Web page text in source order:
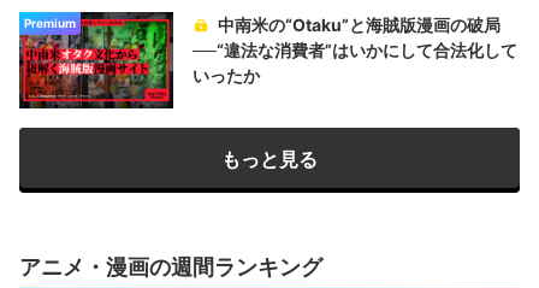
Premium
中南米の“Otaku”と海賊版漫画の破局
──“違法な消費者”はいかにして合法化して
いったか
もっと見る
アニメ・漫画の週間ランキング